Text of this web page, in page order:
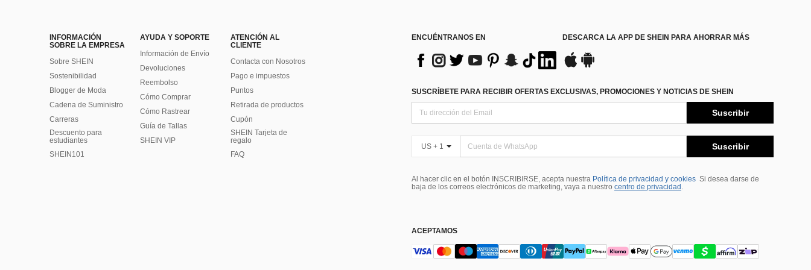
INFORMACIÓN
SOBRE LA EMPRESA
Sobre SHEIN
Sostenibilidad
Blogger de Moda
Cadena de Suministro
Carreras
Descuento para
estudiantes
SHEIN101
AYUDA Y SOPORTE
Información de Envío
Devoluciones
Reembolso
Cómo Comprar
Cómo Rastrear
Guía de Tallas
SHEIN VIP
ATENCIÓN AL
CLIENTE
Contacta con Nosotros
Pago e impuestos
Puntos
Retirada de productos
Cupón
SHEIN Tarjeta de
regalo
FAQ
ENCUÉNTRANOS EN DESCARCA LA APP DE SHEIN PARA AHORRAR MÁS
SUSCRÍBETE PARA RECIBIR OFERTAS EXCLUSIVAS, PROMOCIONES Y NOTICIAS DE SHEIN
Suscribir
US + 1 Suscribir
Al hacer clic en el botón INSCRIBIRSE, acepta nuestra Política de privacidad y cookies Si desea darse de
baja de los correos electrónicos de marketing, vaya a nuestro centro de privacidad .
ACEPTAMOS